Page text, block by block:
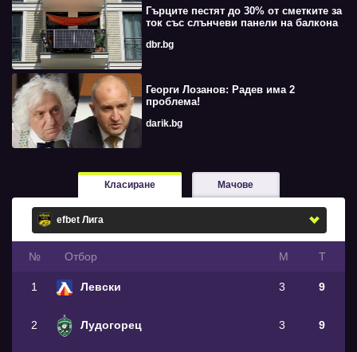
Гърците пестят до 30% от сметките за
ток със слънчеви панели на балкона
dbr.bg
Георги Лозанов: Радев има 2
проблема!
darik.bg
Класиране Мачове
№ Oтбор М Т
1 Левски 3 9
2 Лудогорец 3 9